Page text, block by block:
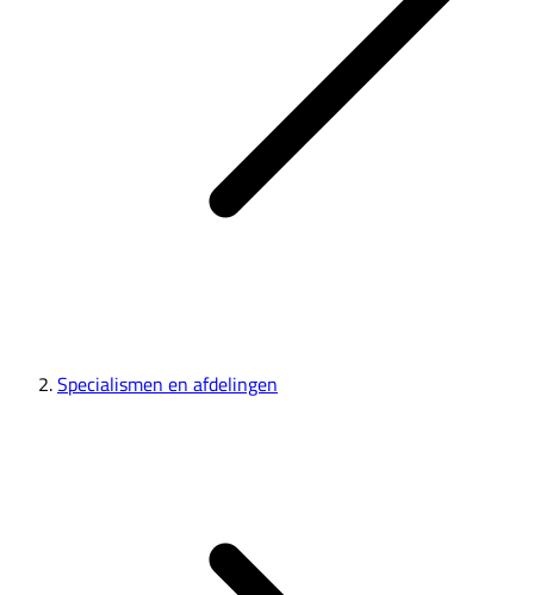
Specialismen en afdelingen